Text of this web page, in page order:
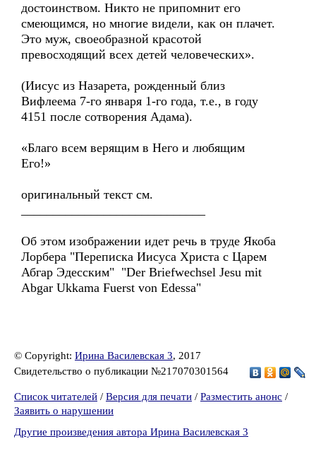
достоинством. Никто не припомнит его
смеющимся, но многие видели, как он плачет.
Это муж, своеобразной красотой
превосходящий всех детей человеческих».
(Иисус из Назарета, рожденный близ
Вифлеема 7-го января 1-го года, т.е., в году
4151 после сотворения Адама).
«Благо всем верящим в Него и любящим
Его!»
оригинальный текст см.
Об этом изображении идет речь в труде Якоба
Лорбера "Переписка Иисуса Христа с Царем
Абгар Эдесским" "Der Briefwechsel Jesu mit
Abgar Ukkama Fuerst von Edessa"
© Copyright: Ирина Василевская 3, 2017
Свидетельство о публикации №217070301564
Список читателей / Версия для печати / Разместить анонс /
Заявить о нарушении
Другие произведения автора Ирина Василевская 3